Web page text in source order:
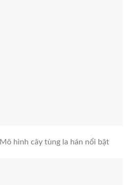
hình cây tùng la hán nổi bật